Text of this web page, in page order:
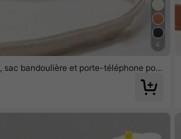
4
sac bandoulière et porte-téléphone pour